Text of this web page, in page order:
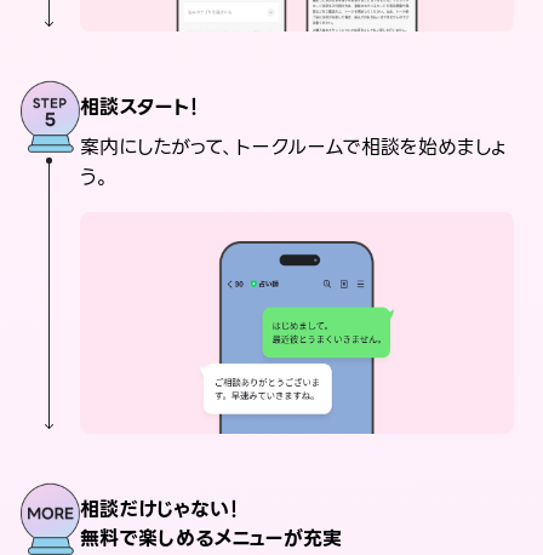
相談スタート！
案内にしたがって、トークルームで相談を始めましょ
う。
相談だけじゃない！
無料で楽しめるメニューが充実